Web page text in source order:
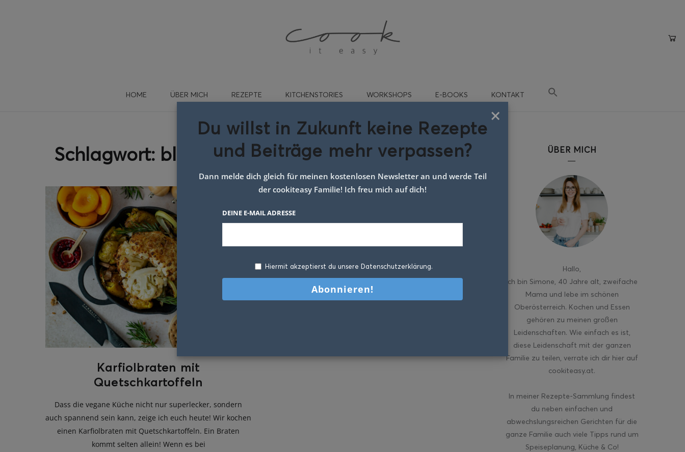
HOME ÜBER MICH REZEPTE KITCHENSTORIES WORKSHOPS E-BOOKS KONTAKT
Schlagwort: blumenkohl im backofen zubereiten
Karfiolbraten mit
Quetschkartoffeln
Dass die vegane Küche nicht nur superlecker, sondern
auch spannend sein kann, zeige ich euch heute! Wir kochen
einen Karfiolbraten mit Quetschkartoffeln. Ein Braten
kommt selten allein! Wenn es bei
ÜBER MICH
Hallo
ich bin Simone, 40 Jahre alt, zweifache
Mama und lebe im schönen
Oberösterreich. Kochen und Essen
gehören zu meinen großen
Leidenschaften. Wie einfach es ist,
diese Leidenschaft mit der ganzen
Familie zu teilen, verrate ich dir hier auf
cookiteasy.at.
In meiner Rezepte-Sammlung findest
du neben einfachen und
abwechslungsreichen Gerichten für die
ganze Familie auch viele Tipps rund um
Speiseplanung, Küche & Co!
×
Du willst in Zukunft keine Rezepte
und Beiträge mehr verpassen?
Dann melde dich gleich für meinen kostenlosen Newsletter an und werde Teil
der cookiteasy Familie! Ich freu mich auf dich!
DEINE E-MAIL ADRESSE
Hiermit akzeptierst du unsere Datenschutzerklärung.